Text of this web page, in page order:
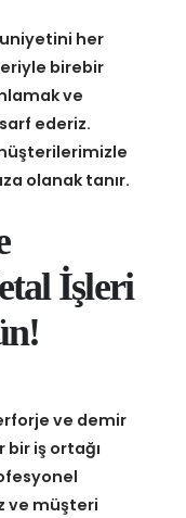
her
birebir
ve
ederiz.
olanak tanır.
İşleri
ve demir
iş ortağı
ve müşteri